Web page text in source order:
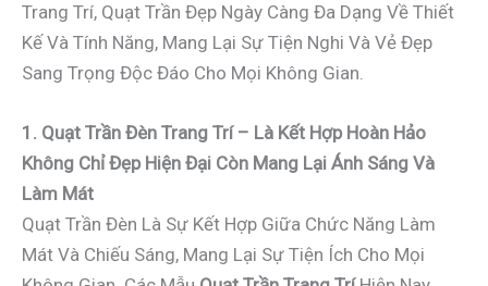
Trang Trí, Quạt Trần Đẹp Ngày Càng Đa Dạng Về Thiết
Kế Và Tính Năng, Mang Lại Sự Tiện Nghi Và Vẻ Đẹp
Sang Trọng Độc Đáo Cho Mọi Không Gian.
1. Quạt Trần Đèn Trang Trí – Là Kết Hợp Hoàn Hảo
Không Chỉ Đẹp Hiện Đại Còn Mang Lại Ánh Sáng Và
Làm Mát
Quạt Trần Đèn Là Sự Kết Hợp Giữa Chức Năng Làm
Mát Và Chiếu Sáng, Mang Lại Sự Tiện Ích Cho Mọi